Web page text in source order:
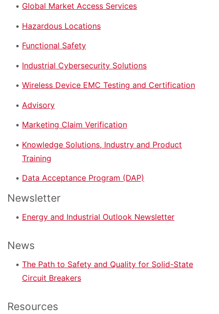
Global Market Access Services
Hazardous Locations
Functional Safety
Industrial Cybersecurity Solutions
Wireless Device EMC Testing and Certification
Advisory
Marketing Claim Verification
Knowledge Solutions, Industry and Product
Training
Data Acceptance Program (DAP)
Newsletter
Energy and Industrial Outlook Newsletter
News
The Path to Safety and Quality for Solid-State
Circuit Breakers
Resources